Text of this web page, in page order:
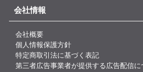
会社情報
会社概要
個人情報保護方針
特定商取引法に基づく表記
第三者広告事業者が提供する広告配信に